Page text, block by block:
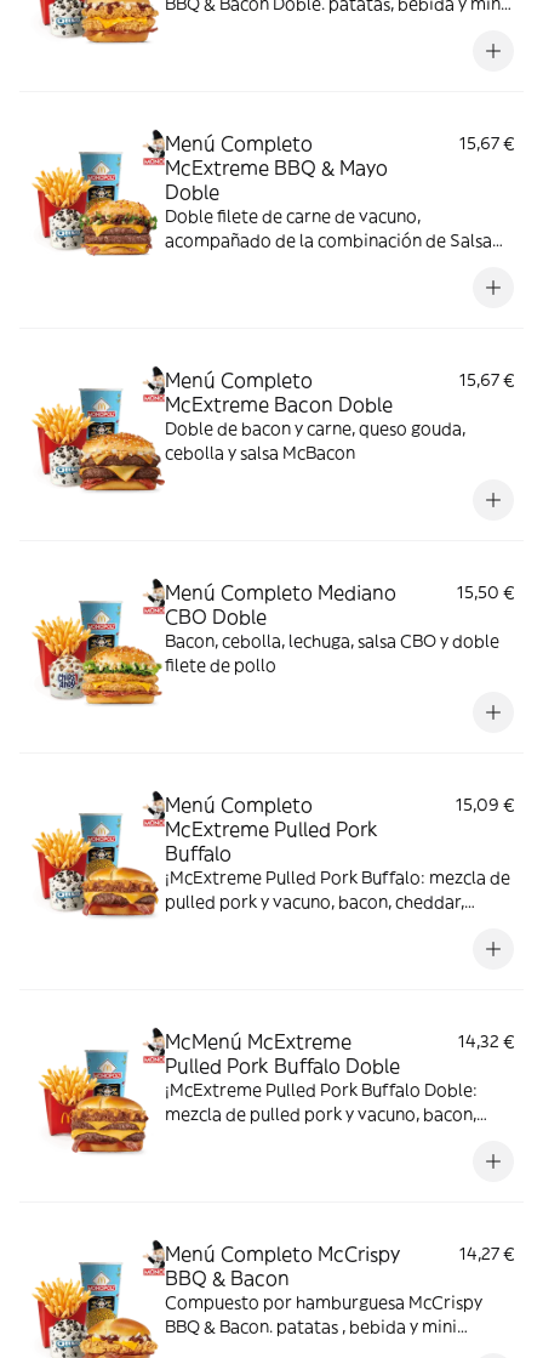
Menú Completo
McExtreme BBQ & Mayo
Doble
15,67 €
Doble filete de carne de vacuno,
acompañado de la combinación de Salsa
doble de cheddar, lechuga fresca y tiras de
Menú Completo
McExtreme Bacon Doble
15,67 €
Doble de bacon y carne, queso gouda,
cebolla y salsa McBacon
Menú Completo Mediano
CBO Doble
15,50 €
Bacon, cebolla, lechuga, salsa CBO y doble
filete de pollo
Menú Completo
McExtreme Pulled Pork
Buffalo
15,09 €
¡McExtreme Pulled Pork Buffalo: mezcla de
pulled pork y vacuno, bacon, cheddar,
McMenú McExtreme
Pulled Pork Buffalo Doble
14,32 €
¡McExtreme Pulled Pork Buffalo Doble:
mezcla de pulled pork y vacuno, bacon,
Menú Completo McCrispy
BBQ & Bacon
14,27 €
Compuesto por hamburguesa McCrispy
BBQ & Bacon. patatas , bebida y mini